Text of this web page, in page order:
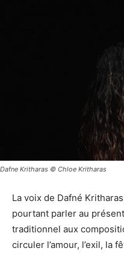
Dafne Kritharas © Chloe Kritharas
La voix de Dafné
pourtant parler au
traditionnel aux
circuler l’amour, l’exil, la